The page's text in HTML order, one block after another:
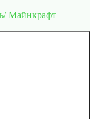
Майнкрафт